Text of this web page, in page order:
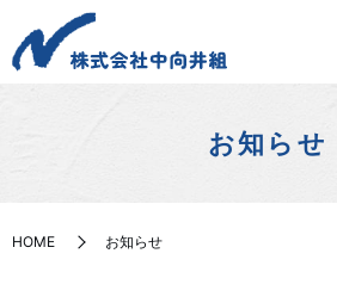
お知らせ
HOME お知らせ